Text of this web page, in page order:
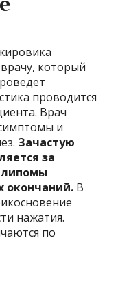
который
проводится
Врач
и
Зачастую
за
липомы
окончаний. В
нажатия.
по